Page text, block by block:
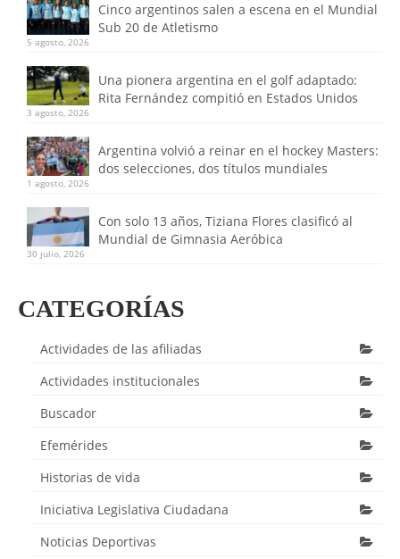
Cinco argentinos salen a escena en el Mundial
Sub 20 de Atletismo
5 agosto, 2026
Una pionera argentina en el golf adaptado:
Rita Fernández compitió en Estados Unidos
3 agosto, 2026
Argentina volvió a reinar en el hockey Masters:
dos selecciones, dos títulos mundiales
1 agosto, 2026
Con solo 13 años, Tiziana Flores clasificó al
Mundial de Gimnasia Aeróbica
30 julio, 2026
CATEGORÍAS
Actividades de las afiliadas
Actividades institucionales
Buscador
Efemérides
Historias de vida
Iniciativa Legislativa Ciudadana
Noticias Deportivas